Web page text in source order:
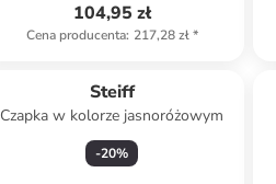
104,95 zł
Cena producenta: 217,28 zł*
Steiff
Czapka w kolorze jasnoróżowym
-20%